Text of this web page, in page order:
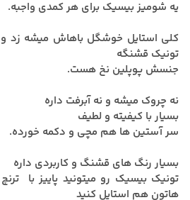
یه شومیز بیسیک برای هر کمدی واجبه.
کلی استایل خوشگل باهاش میشه زد
تونیک قشنگه
جنسش پوپلین نخ هست.
نه چروک میشه و نه آبرفت داره
بسیار با کیفیته و لطیف
سر آستین ها هم مچی و دکمه خورده.
بسیار رنگ های قشنگ و کاربردی داره
تونیک بیسیک رو میتونید پاییز با
هاتون هم استایل کنید